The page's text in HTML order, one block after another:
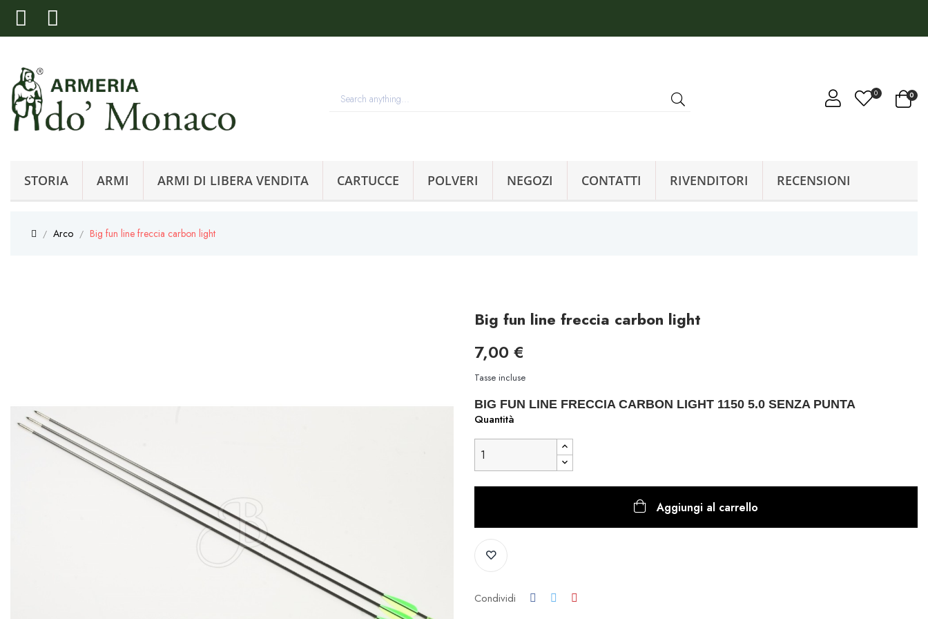
0 0
STORIA ARMI ARMI DI LIBERA VENDITA CARTUCCE POLVERI NEGOZI CONTATTI RIVENDITORI RECENSIONI
Arco Big fun line freccia carbon light
Big fun line freccia carbon light
7,00 €
Tasse incluse
BIG FUN LINE FRECCIA CARBON LIGHT 1150 5.0 SENZA PUNTA
Quantità
Aggiungi al carrello
Condividi